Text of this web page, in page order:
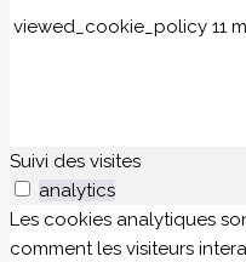
viewed_cookie_policy 11
Suivi des visites
analytics
Les cookies analytiques
comment les visiteurs